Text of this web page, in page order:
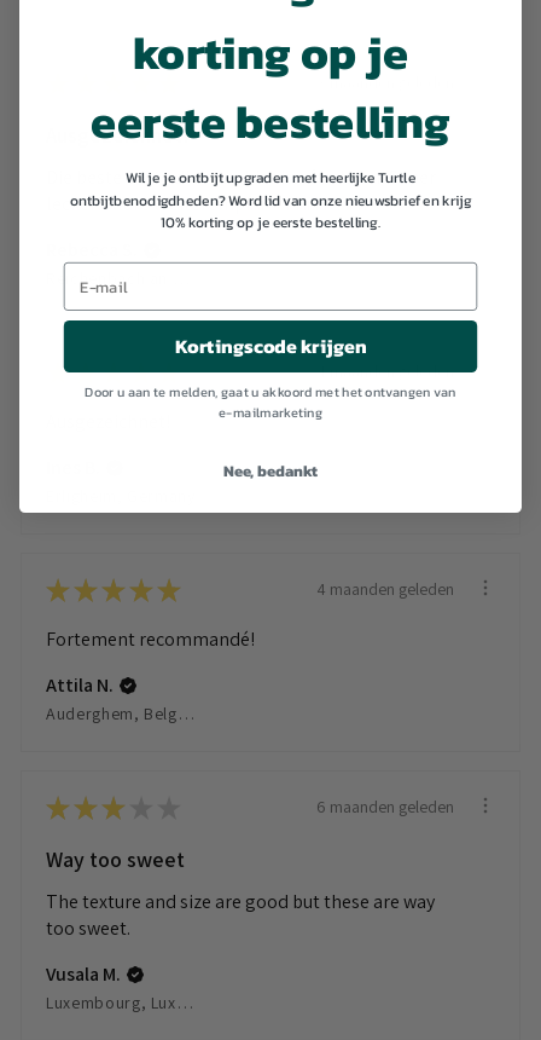
3 maanden geleden
Ausgezeichnet!
Die beste Sorte die man hier kaufen kann! Super
lecker! Klare Weiterempf...LAAT MEER ZIEN
★★★★★ 4 maanden geleden
★★★★★ 4 maanden geleden
Fortement recommandé!
Attila N.
Auderghem, Belgium
★★★ 6 maanden geleden
Way too sweet
The texture and size are good but these are way
too sweet.
Vusala M.
Luxembourg, Luxembourg
korting op je
eerste bestelling
Wil je je ontbijt upgraden met heerlijke Turtle
ontbijtbenodigdheden? Word lid van onze nieuwsbrief en krijg
10% korting op je eerste bestelling.
Kortingscode krijgen
Door u aan te melden, gaat u akkoord met het ontvangen van
e-mailmarketing
Nee, bedankt